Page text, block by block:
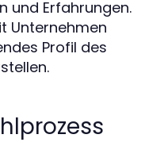
und Erfahrungen.
Unternehmen
Profil des